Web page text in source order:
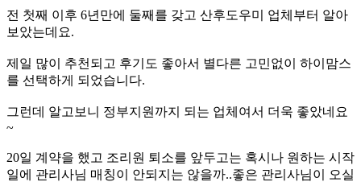
전 첫째 이후 6년만에 둘째를 갖고 산후도우미 업체부터 알아
보았는데요.
제일 많이 추천되고 후기도 좋아서 별다른 고민없이 하이맘스
를 선택하게 되었습니다.
그런데 알고보니 정부지원까지 되는 업체여서 더욱 좋았네요
~
20일 계약을 했고 조리원 퇴소를 앞두고는 혹시나 원하는 시작
일에 관리사님 매칭이 안되지는 않을까..좋은 관리사님이 오실